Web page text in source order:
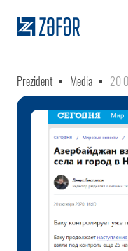
Prezident Media 20